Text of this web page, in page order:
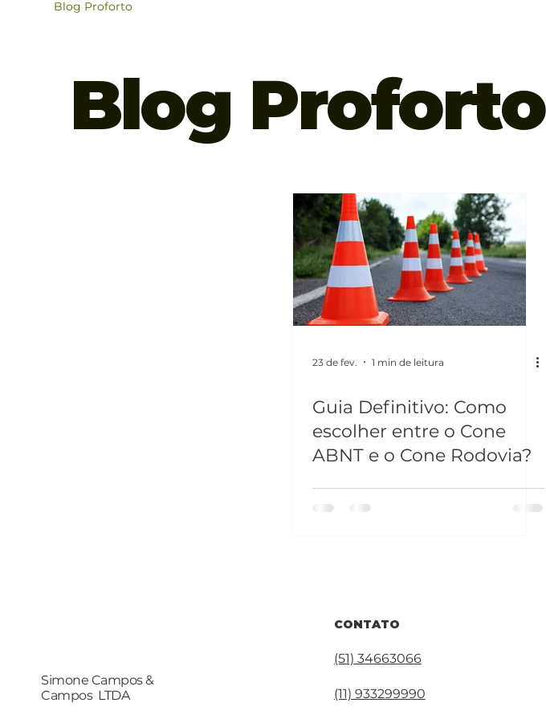
Blog Proforto
Blog Proforto
23 de fev. 1 min de leitura
Guia Definitivo: Como
escolher entre o Cone
ABNT e o Cone Rodovia?
Simone Campos &
Campos LTDA
CONTATO
(51) 34663066
(11) 933299990